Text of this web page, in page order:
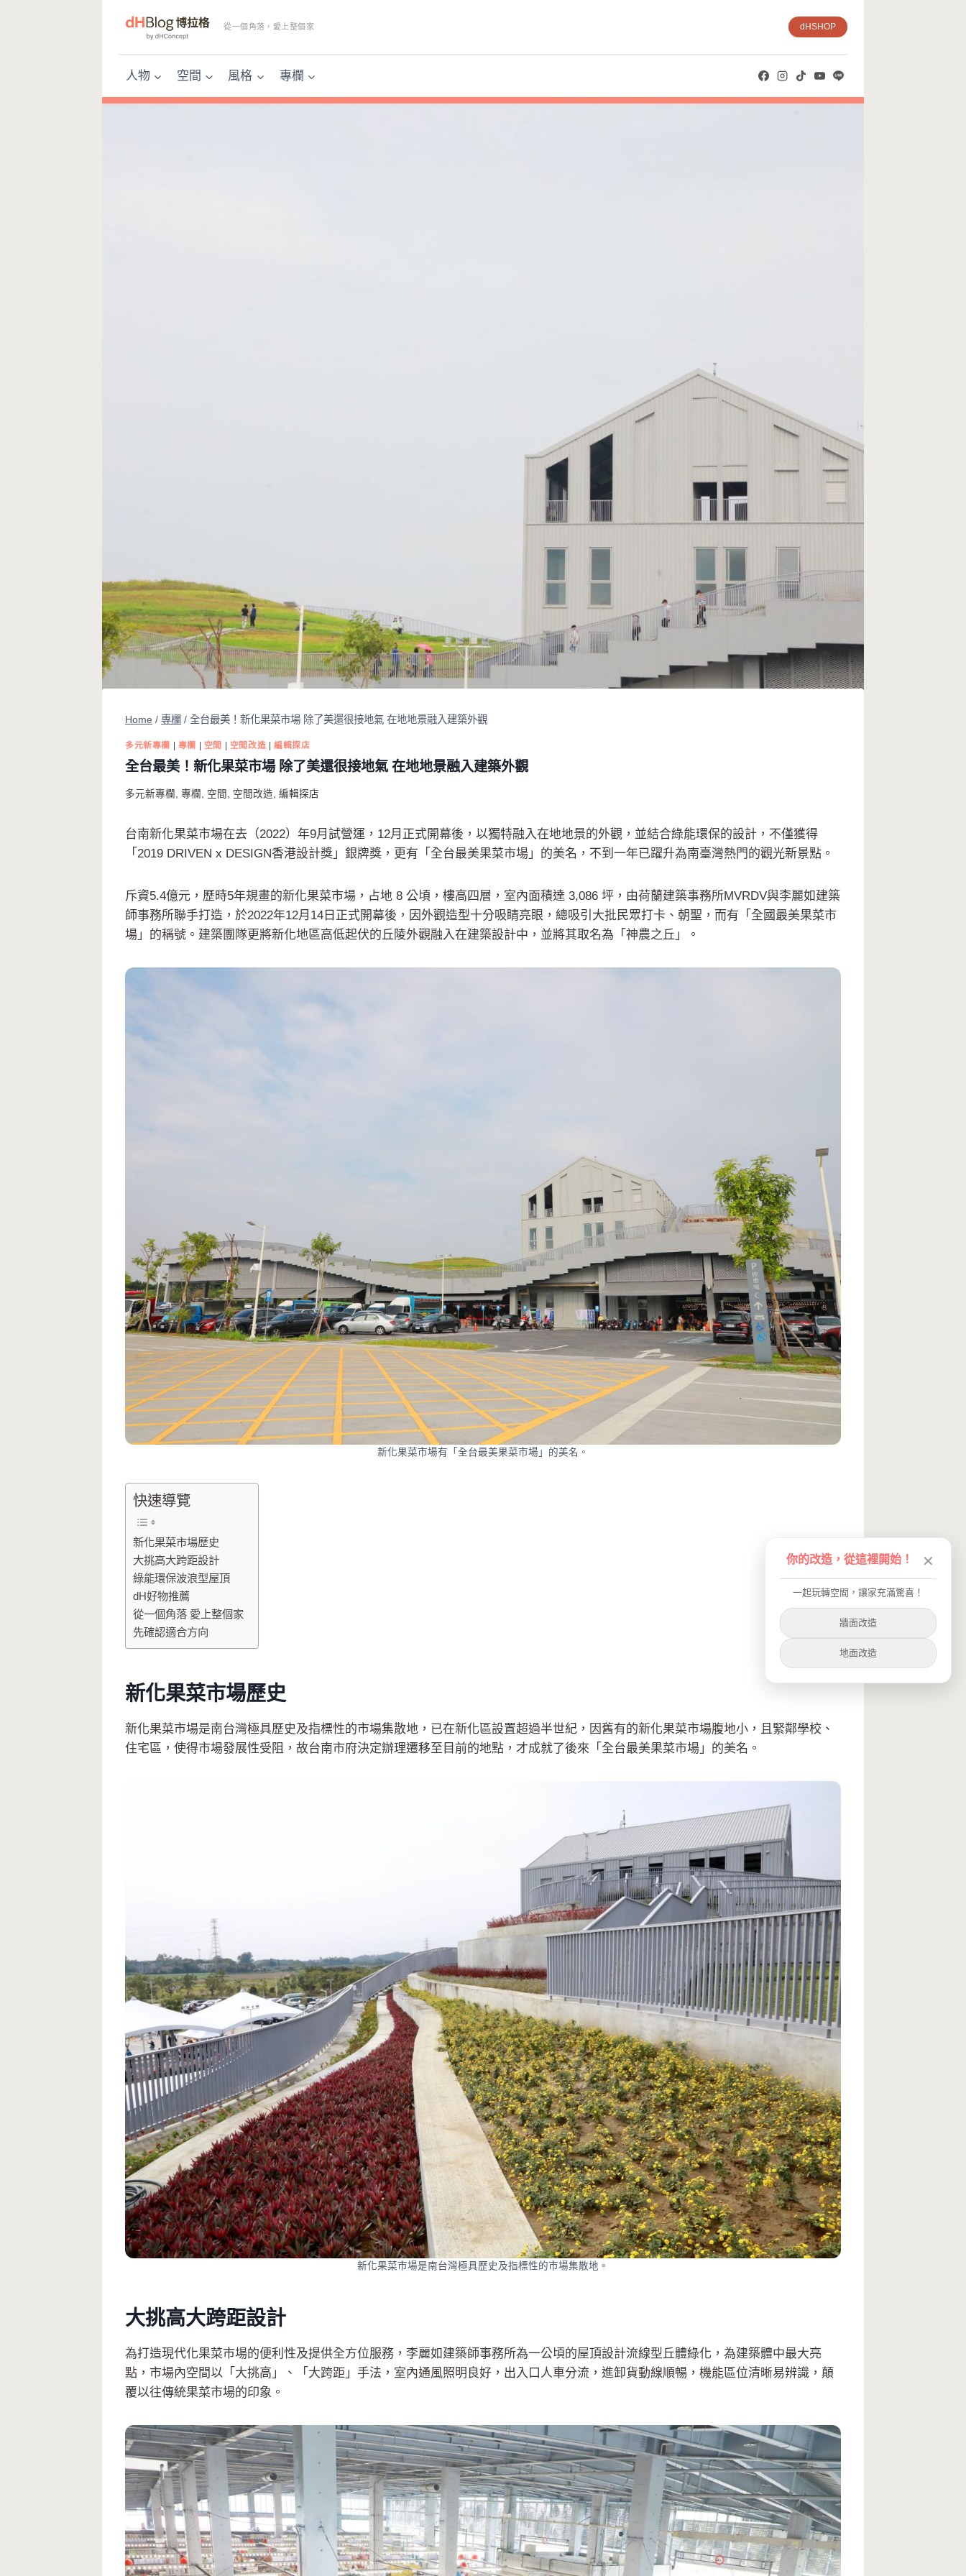
從一個角落，愛上整個家 dHSHOP
人物 空間 風格 專欄
Home / 專欄 / 全台最美！新化果菜市場 除了美還很接地氣 在地地景融入建築外觀
多元新專欄 | 專欄 | 空間 | 空間改造 | 編輯探店
全台最美！新化果菜市場 除了美還很接地氣 在地地景融入建築外觀
多元新專欄 , 專欄 , 空間 , 空間改造, 編輯探店
台南新化果菜市場在去（2022）年9月試營運，12月正式開幕後，以獨特融入在地地景的外觀，並結合綠能環保的設計，不僅獲得
「2019 DRIVEN x DESIGN香港設計獎」銀牌獎，更有「全台最美果菜市場」的美名，不到一年已躍升為南臺灣熱門的觀光新景點。
斥資5.4億元，歷時5年規畫的新化果菜市場，占地 8 公頃，樓高四層，室內面積達 3,086 坪，由荷蘭建築事務所MVRDV與李麗如建築
師事務所聯手打造，於2022年12月14日正式開幕後，因外觀造型十分吸睛亮眼，總吸引大批民眾打卡、朝聖，而有「全國最美果菜市
場」的稱號。建築團隊更將新化地區高低起伏的丘陵外觀融入在建築設計中，並將其取名為「神農之丘」。
新化果菜市場有「全台最美果菜市場」的美名。
快速導覽
新化果菜市場歷史
大挑高大跨距設計
綠能環保波浪型屋頂
dH好物推薦
從一個角落 愛上整個家
先確認適合方向
新化果菜市場歷史
新化果菜市場是南台灣極具歷史及指標性的市場集散地，已在新化區設置超過半世紀，因舊有的新化果菜市場腹地小，且緊鄰學校、
住宅區，使得市場發展性受阻，故台南市府決定辦理遷移至目前的地點，才成就了後來「全台最美果菜市場」的美名。
新化果菜市場是南台灣極具歷史及指標性的市場集散地。
大挑高大跨距設計
為打造現代化果菜市場的便利性及提供全方位服務，李麗如建築師事務所為一公頃的屋頂設計流線型丘體綠化，為建築體中最大亮
點，市場內空間以「大挑高」、「大跨距」手法，室內通風照明良好，出入口人車分流，進卸貨動線順暢，機能區位清晰易辨識，顛
覆以往傳統果菜市場的印象。
你的改造，從這裡開始！ ✕
一起玩轉空間，讓家充滿驚喜！
牆面改造
地面改造